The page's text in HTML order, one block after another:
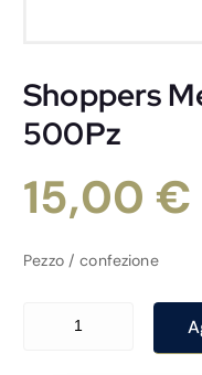
Shoppers
500Pz
15,00 €
Pezzo / confezione
Shoppers Medio